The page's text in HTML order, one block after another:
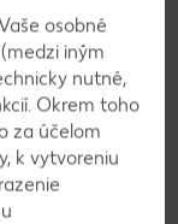
sortimentu,
na e-shope
a plienok.
riadu s
alebo
osobné
iným
nutné,
Okrem toho
za účelom
k vytvoreniu